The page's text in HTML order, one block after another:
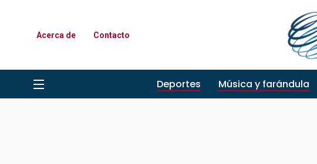
Acerca de Contacto
Deportes Música y farándula